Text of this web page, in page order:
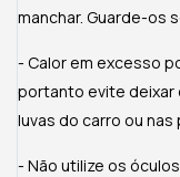
manchar. Guarde-os
- Calor em excesso
portanto evite deixar
luvas do carro ou
- Não utilize os